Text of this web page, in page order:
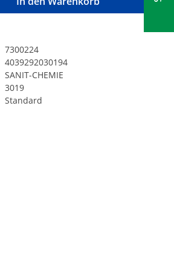
7300224
4039292030194
SANIT-CHEMIE
3019
Standard